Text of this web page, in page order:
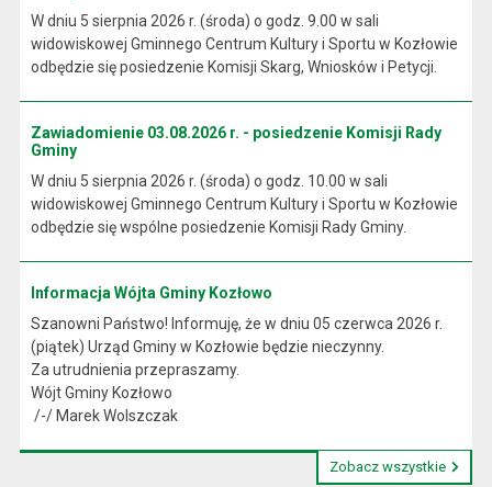
W dniu 5 sierpnia 2026 r. (środa) o godz. 9.00 w sali
widowiskowej Gminnego Centrum Kultury i Sportu w Kozłowie
odbędzie się posiedzenie Komisji Skarg, Wniosków i Petycji.
Zawiadomienie 03.08.2026 r. - posiedzenie Komisji Rady
Gminy
W dniu 5 sierpnia 2026 r. (środa) o godz. 10.00 w sali
widowiskowej Gminnego Centrum Kultury i Sportu w Kozłowie
odbędzie się wspólne posiedzenie Komisji Rady Gminy.
Informacja Wójta Gminy Kozłowo
Szanowni Państwo! Informuję, że w dniu 05 czerwca 2026 r.
(piątek) Urząd Gminy w Kozłowie będzie nieczynny.
Za utrudnienia przepraszamy.
Wójt Gminy Kozłowo
/-/ Marek Wolszczak
Zobacz wszystkie